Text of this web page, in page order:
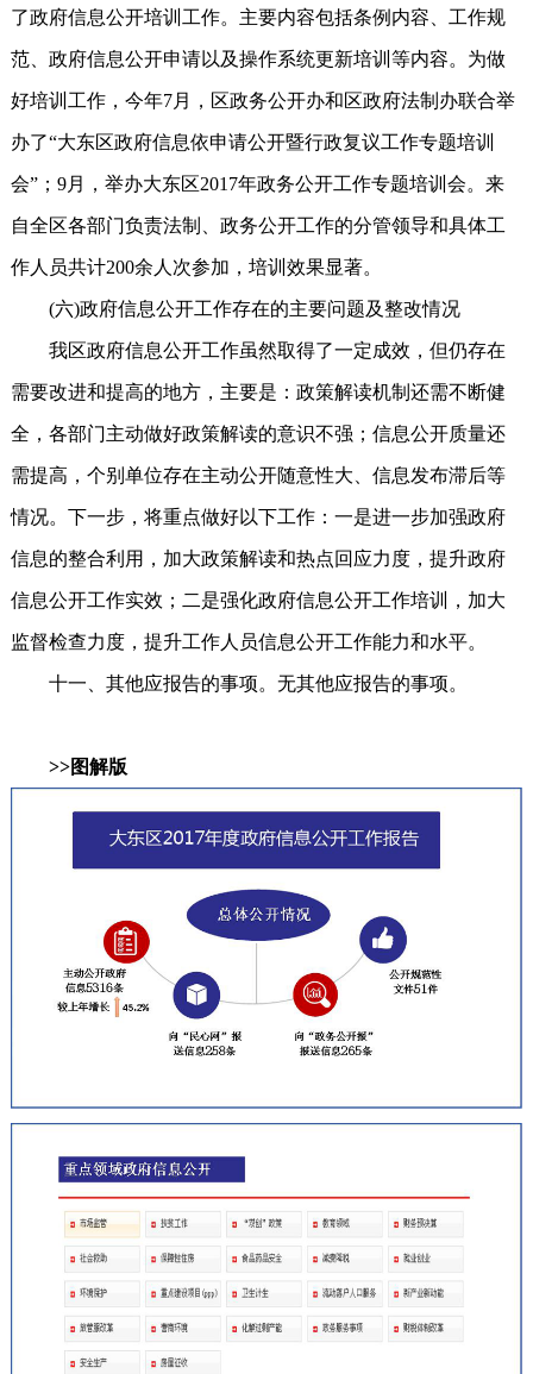
了政府信息公开培训工作。主要内容包括条例内容、工作规
范、政府信息公开申请以及操作系统更新培训等内容。为做
好培训工作，今年7月，区政务公开办和区政府法制办联合举
办了“大东区政府信息依申请公开暨行政复议工作专题培训
会”；9月，举办大东区2017年政务公开工作专题培训会。来
自全区各部门负责法制、政务公开工作的分管领导和具体工
作人员共计200余人次参加，培训效果显著。
(六)政府信息公开工作存在的主要问题及整改情况
我区政府信息公开工作虽然取得了一定成效，但仍存在
需要改进和提高的地方，主要是：政策解读机制还需不断健
全，各部门主动做好政策解读的意识不强；信息公开质量还
需提高，个别单位存在主动公开随意性大、信息发布滞后等
情况。下一步，将重点做好以下工作：一是进一步加强政府
信息的整合利用，加大政策解读和热点回应力度，提升政府
信息公开工作实效；二是强化政府信息公开工作培训，加大
监督检查力度，提升工作人员信息公开工作能力和水平。
十一、其他应报告的事项。无其他应报告的事项。
>>图解版